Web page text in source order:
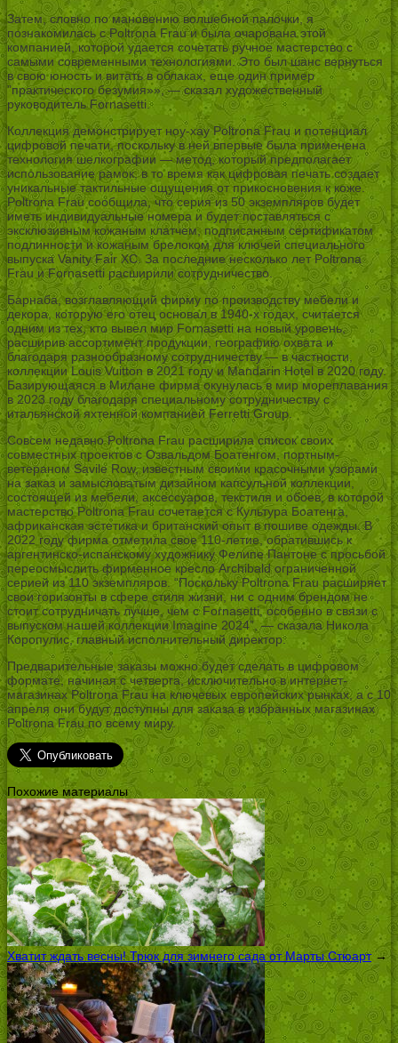
Затем, словно по мановению волшебной палочки, я
познакомилась с Poltrona Frau и была очарована этой
компанией, которой удается сочетать ручное мастерство с
самыми современными технологиями. Это был шанс вернуться
в свою юность и витать в облаках, еще один пример
”практического безумия»», — сказал художественный
руководитель Fornasetti.
Коллекция демонстрирует ноу-хау Poltrona Frau и потенциал
цифровой печати, поскольку в ней впервые была применена
технология шелкографии — метод, который предполагает
использование рамок, в то время как цифровая печать создает
уникальные тактильные ощущения от прикосновения к коже.
Poltrona Frau сообщила, что серия из 50 экземпляров будет
иметь индивидуальные номера и будет поставляться с
эксклюзивным кожаным клатчем, подписанным сертификатом
подлинности и кожаным брелоком для ключей специального
выпуска Vanity Fair XC. За последние несколько лет Poltrona
Frau и Fornasetti расширили сотрудничество.
Барнаба, возглавляющий фирму по производству мебели и
декора, которую его отец основал в 1940-х годах, считается
одним из тех, кто вывел мир Fornasetti на новый уровень,
расширив ассортимент продукции, географию охвата и
благодаря разнообразному сотрудничеству — в частности,
коллекции Louis Vuitton в 2021 году и Mandarin Hotel в 2020 году.
Базирующаяся в Милане фирма окунулась в мир мореплавания
в 2023 году благодаря специальному сотрудничеству с
итальянской яхтенной компанией Ferretti Group.
Совсем недавно Poltrona Frau расширила список своих
совместных проектов с Озвальдом Боатенгом, портным-
ветераном Savile Row, известным своими красочными узорами
на заказ и замысловатым дизайном капсульной коллекции,
состоящей из мебели, аксессуаров, текстиля и обоев, в которой
мастерство Poltrona Frau сочетается с Культура Боатенга,
африканская эстетика и британский опыт в пошиве одежды. В
2022 году фирма отметила свое 110-летие, обратившись к
аргентинско-испанскому художнику Фелипе Пантоне с просьбой
переосмыслить фирменное кресло Archibald ограниченной
серией из 110 экземпляров. “Поскольку Poltrona Frau расширяет
свои горизонты в сфере стиля жизни, ни с одним брендом не
стоит сотрудничать лучше, чем с Fornasetti, особенно в связи с
выпуском нашей коллекции Imagine 2024”, — сказала Никола
Коропулис, главный исполнительный директор.
Предварительные заказы можно будет сделать в цифровом
формате, начиная с четверга, исключительно в интернет-
магазинах Poltrona Frau на ключевых европейских рынках, а с 10
апреля они будут доступны для заказа в избранных магазинах
Poltrona Frau по всему миру.
Похожие материалы
Хватит ждать весны! Трюк для зимнего сада от Марты Стюарт→